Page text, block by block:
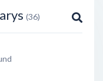
(36)